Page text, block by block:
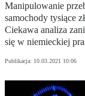
Manipulowanie
samochody tysiące
Ciekawa analiza
się w niemieckiej
Publikacja: 10.03.2021 10:06